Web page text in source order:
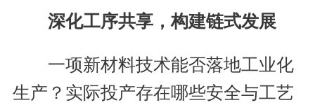
深化工序共享，构建链式发展
一项新材料技术能否落地工业化
生产？实际投产存在哪些安全与工艺